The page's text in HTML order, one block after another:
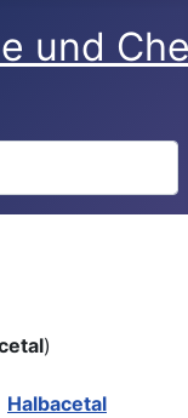
)
Halbacetal